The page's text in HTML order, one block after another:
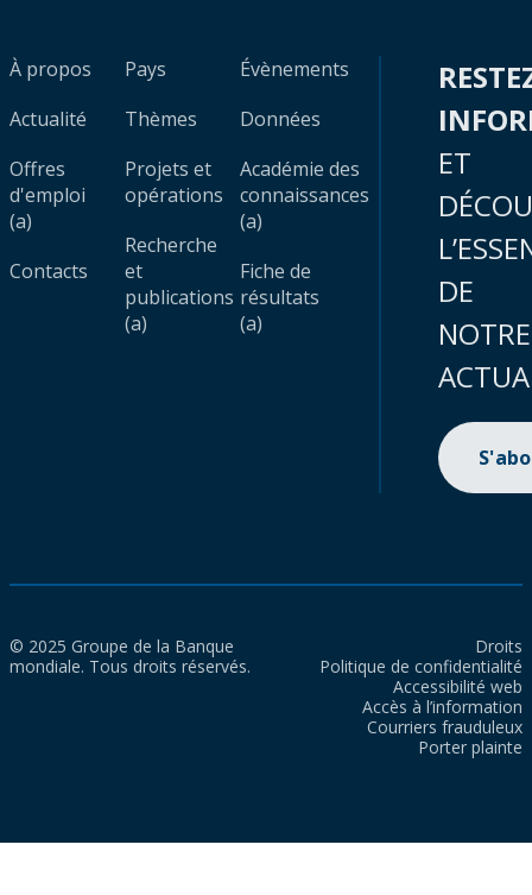
À propos
Actualité
Offres
d'emploi
(a)
Contacts
Pays
Thèmes
Projets et
opérations
Recherche
et
publications
(a)
Évènements
Données
Académie des
connaissances
(a)
Fiche de
résultats
(a)
ET
DE
NOTRE
© 2025 Groupe de la Banque
mondiale. Tous droits réservés.
Droits
Politique de confidentialité
Accessibilité web
Accès à l’information
Courriers frauduleux
Porter plainte